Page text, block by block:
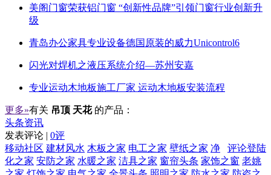
美阁门窗荣获铝门窗 “创新性品牌”引领门窗行业创新升
级
青岛办公家具专业设备德国原装的威力Unicontrol6
闪光对焊机之液压系统介绍—苏州安嘉
专业运动木地板施工厂家 运动木地板安装流程
更多»有关 吊顶 天花 的产品：
头条资讯
发表评论 | 0评
评论登陆
移动社区 建材风水 木板之家 电工之家 壁纸之家 净
化之家 安防之家 水暖之家 洁具之家 窗帘头条 家饰之窗 老姚